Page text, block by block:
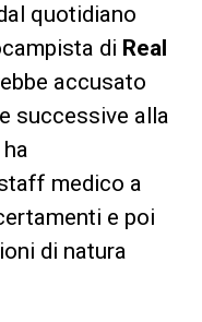
quotidiano
di Real
accusato
successive alla
medico a
e poi
di natura